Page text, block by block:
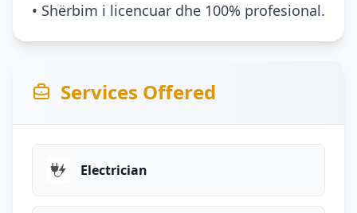
• Shërbim i licencuar dhe 100% profesional.
Services Offered
Electrician